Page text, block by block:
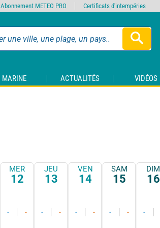
MARINE ACTUALITÉS VIDÉOS
MER
12
- -
JEU
13
- -
VEN
14
- -
SAM
15
- -
DIM
16
-
Abonnement METEO PRO Certificats d'intempéries